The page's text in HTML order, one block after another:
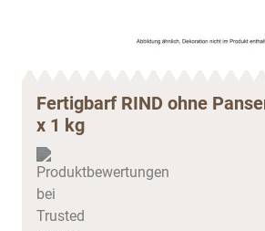
Fertigbarf RIND ohne
x 1 kg